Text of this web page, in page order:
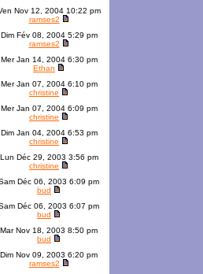
Nov 12, 2004 10:22 pm
ramses2
Dim Fév 08, 2004 5:29 pm
ramses2
Mer Jan 14, 2004 6:30 pm
Ethan
Mer Jan 07, 2004 6:10 pm
christine
Mer Jan 07, 2004 6:09 pm
christine
Dim Jan 04, 2004 6:53 pm
christine
Lun Déc 29, 2003 3:56 pm
christine
Déc 06, 2003 6:09 pm
bud
Déc 06, 2003 6:07 pm
bud
Mar Nov 18, 2003 8:50 pm
bud
Dim Nov 09, 2003 6:20 pm
ramses2